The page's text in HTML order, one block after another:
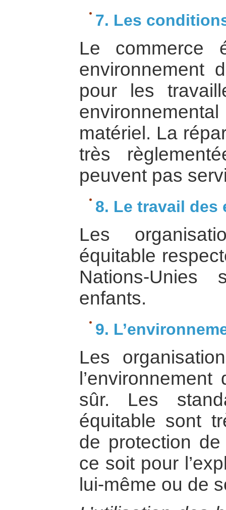
7. Les
Le commerce
environnement
pour les
matériel. La
très
peuvent pas
8. Le travail des
Les
équitable
Nations-
enfants.
9.
Les
sûr. Les
équitable sont
de protection de
ce soit pour
lui-même ou de